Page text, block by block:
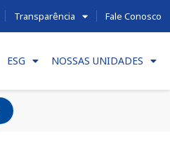
Transparência Fale Conosco
ESG NOSSAS UNIDADES